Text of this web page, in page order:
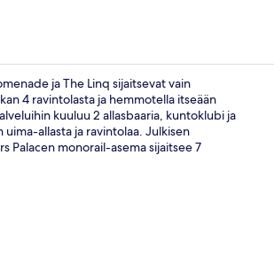
ja The Linq sijaitsevat vain
4 ravintolasta ja hemmotella itseään
kuuluu 2 allasbaaria, kuntoklubi ja
allasta ja ravintolaa. Julkisen
Palacen monorail-asema sijaitsee 7